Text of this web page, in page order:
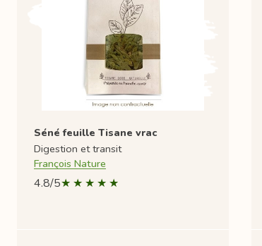
Séné feuille Tisane vrac
Digestion et transit
François Nature
4.8/5